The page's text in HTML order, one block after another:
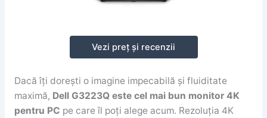
Vezi preț și recenzii
Dacă îți dorești o imagine impecabilă și fluiditate
maximă, Dell G3223Q este cel mai bun monitor 4K
pentru PC pe care îl poți alege acum. Rezoluția 4K